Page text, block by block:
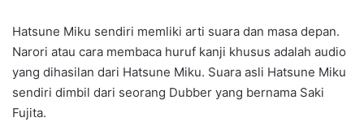
Hatsune Miku sendiri memliki arti suara dan masa depan.
Narori atau cara membaca huruf kanji khusus adalah audio
yang dihasilan dari Hatsune Miku. Suara asli Hatsune Miku
sendiri dimbil dari seorang Dubber yang bernama Saki
Fujita.